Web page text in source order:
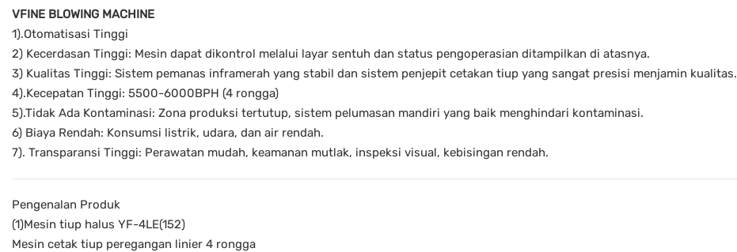
VFINE BLOWING MACHINE
1).Otomatisasi Tinggi
2) Kecerdasan Tinggi: Mesin dapat dikontrol melalui layar sentuh dan status pengoperasian ditampilkan di atasnya.
3) Kualitas Tinggi: Sistem pemanas inframerah yang stabil dan sistem penjepit cetakan tiup yang sangat presisi menjamin kualitas.
4).Kecepatan Tinggi: 5500-6000BPH (4 rongga)
5).Tidak Ada Kontaminasi: Zona produksi tertutup, sistem pelumasan mandiri yang baik menghindari kontaminasi.
6) Biaya Rendah: Konsumsi listrik, udara, dan air rendah.
7). Transparansi Tinggi: Perawatan mudah, keamanan mutlak, inspeksi visual, kebisingan rendah.
Pengenalan Produk
(1)Mesin tiup halus YF-4LE(152)
Mesin cetak tiup peregangan linier 4 rongga